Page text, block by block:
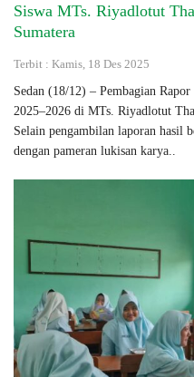
Siswa MTs. Riyadlotut
Sumatera
Terbit : Kamis, 18 Des 2025
Sedan (18/12) – Pembagian
2025–2026 di MTs. Riyadlotut
Selain pengambilan laporan hasil
dengan pameran lukisan karya..